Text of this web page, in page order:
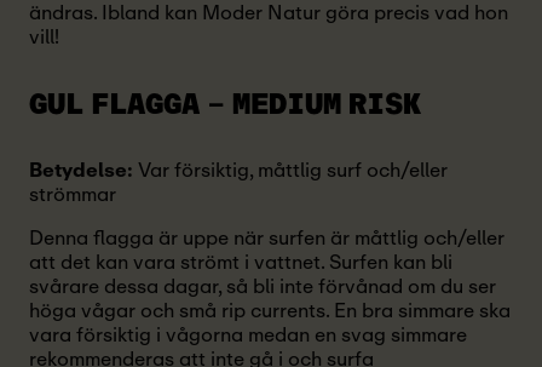
ändras. Ibland kan Moder Natur göra precis vad hon
vill!
GUL FLAGGA – MEDIUM RISK
Betydelse:Var försiktig, måttlig surf och/eller
strömmar
Denna flagga är uppe när surfen är måttlig och/eller
att det kan vara strömt i vattnet. Surfen kan bli
svårare dessa dagar, så bli inte förvånad om du ser
höga vågar och små rip currents. En bra simmare ska
vara försiktig i vågorna medan en svag simmare
rekommenderas att inte gå i och surfa